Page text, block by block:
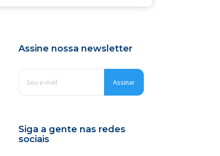
Assine nossa newsletter
mail *
Siga a gente nas redes
sociais